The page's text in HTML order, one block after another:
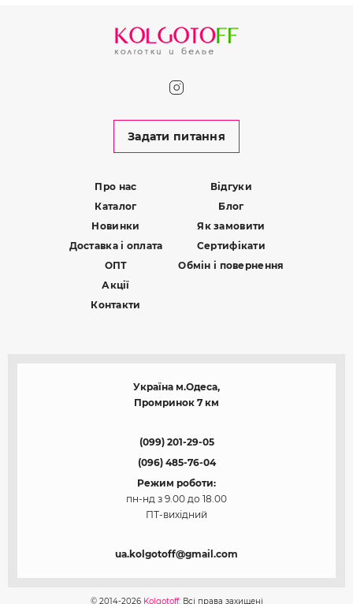
Задати питання
Про нас
Каталог
Новинки
Доставка і оплата
ОПТ
Акції
Контакти
Відгуки
Блог
Як замовити
Сертифікати
Обмін і повернення
Україна м.Одеса,
Промринок 7 км
(099) 201-29-05
(096) 485-76-04
Режим роботи:
пн-нд з 9.00 до 18.00
ПТ-вихідний
ua.kolgotoff@gmail.com
© 2014-2026 Kolgotoff.Всі права захищені